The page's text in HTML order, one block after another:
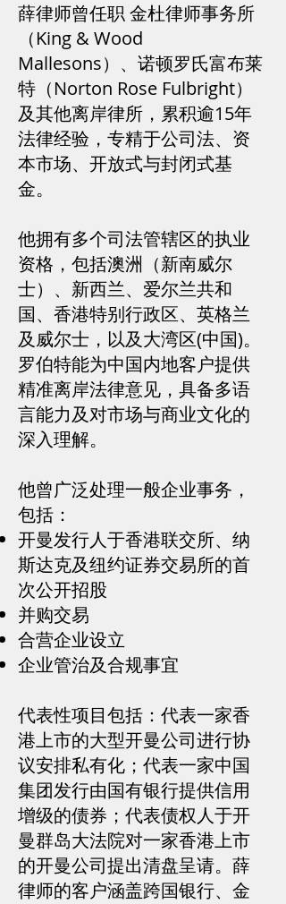
薛律师曾任职 金杜律师事务所
（King & Wood
Mallesons）、诺顿罗氏富布莱
特（Norton Rose Fulbright）
及其他离岸律所，累积逾15年
法律经验，专精于公司法、资
本市场、开放式与封闭式基
金。
他拥有多个司法管辖区的执业
资格，包括澳洲（新南威尔
士）、新西兰、爱尔兰共和
国、香港特别行政区、英格兰
及威尔士，以及大湾区(中国)。
罗伯特能为中国内地客户提供
精准离岸法律意见，具备多语
言能力及对市场与商业文化的
深入理解。
他曾广泛处理一般企业事务，
包括：
开曼发行人于香港联交所、纳
斯达克及纽约证券交易所的首
次公开招股
并购交易
合营企业设立
企业管治及合规事宜
代表性项目包括：代表一家香
港上市的大型开曼公司进行协
议安排私有化；代表一家中国
集团发行由国有银行提供信用
增级的债券；代表债权人于开
曼群岛大法院对一家香港上市
的开曼公司提出清盘呈请。薛
律师的客户涵盖跨国银行、金